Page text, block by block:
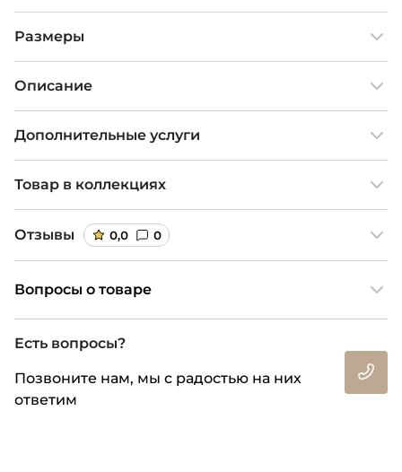
Размеры
Описание
Дополнительные услуги
Товар в коллекциях
Отзывы 0,0 0
Вопросы о товаре
Есть вопросы?
Позвоните нам, мы с радостью на них
ответим